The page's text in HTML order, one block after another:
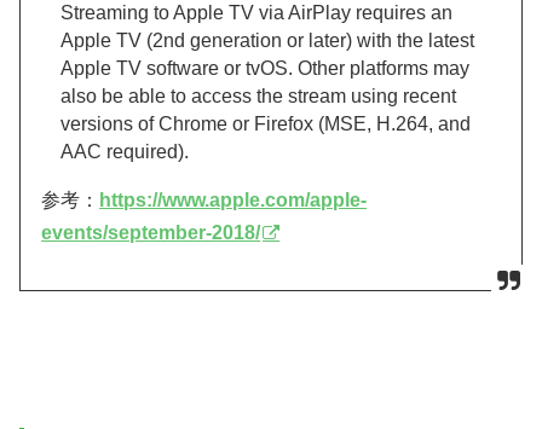
Streaming to Apple TV via AirPlay requires an
Apple TV (2nd generation or later) with the latest
Apple TV software or tvOS. Other platforms may
also be able to access the stream using recent
versions of Chrome or Firefox (MSE, H.264, and
AAC required).
参考： https://www.apple.com/apple-
events/september-2018/